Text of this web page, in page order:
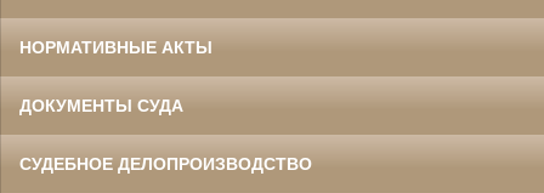
НОРМАТИВНЫЕ АКТЫ
ДОКУМЕНТЫ СУДА
СУДЕБНОЕ ДЕЛОПРОИЗВОДСТВО